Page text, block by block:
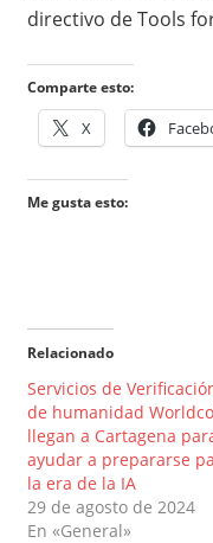
directivo de Tools
Comparte esto:
X
Me gusta esto:
Relacionado
Servicios de
de humanidad
llegan a Cartagena
ayudar a prepararse
la era de la IA
29 de agosto de 2024
En «General»